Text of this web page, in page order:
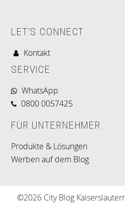
LET'S CONNECT
Kontakt
SERVICE
WhatsApp
0800 0057425
FÜR UNTERNEHMER
Produkte & Lösungen
Werben auf dem Blog
©2026 City Blog